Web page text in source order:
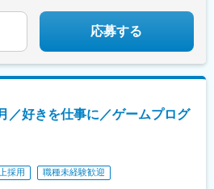
駅、五島町駅、熊本駅前駅、鹿児島駅前
)、美栄橋駅、新宿西口駅、反町駅、羽田空
京モノレール・ＡＮＡ利用)、西武新宿駅、
駅(富山県)、大阪駅、高速神戸駅、三宮駅
、畝傍駅、南堀端駅、二本木口駅、桜島桟
駅
世良田駅、桐生駅、栃木駅、小山駅、札
、千歳駅(北海道)、青森駅、一ノ関駅、遠野
秋田駅、横手駅、あおば通駅、泉中央駅、
駅、山形駅、寒河江駅、酒田駅、福島駅
津若松駅、郡山富田駅、白河駅、名鉄名古
駅、松任駅、野々市工大前駅、小松駅、亀
岡駅、岐阜駅、高山駅、名鉄岐阜駅、大
駅、津新町駅、鈴鹿市駅、播磨駅、草津
草津駅、彦根駅、長浜駅、西梅田駅、梅田
応募する
／好きを仕事に／ゲームプログ
採用
職種未経験歓迎